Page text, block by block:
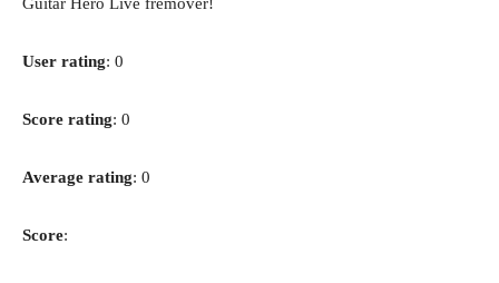
User rating: 0
Score rating: 0
Average rating: 0
Score: